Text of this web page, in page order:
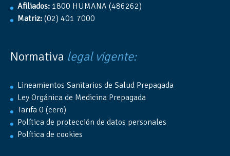
Afiliados: 1800 HUMANA (486262)
Matriz: (02) 401 7000
Normativa legal vigente:
Lineamientos Sanitarios de Salud Prepagada
Ley Orgánica de Medicina Prepagada
Tarifa 0 (cero)
Política de protección de datos personales
Política de cookies